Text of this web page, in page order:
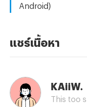
Android)
แชร์เนื้อหา
KAiiW.
This too